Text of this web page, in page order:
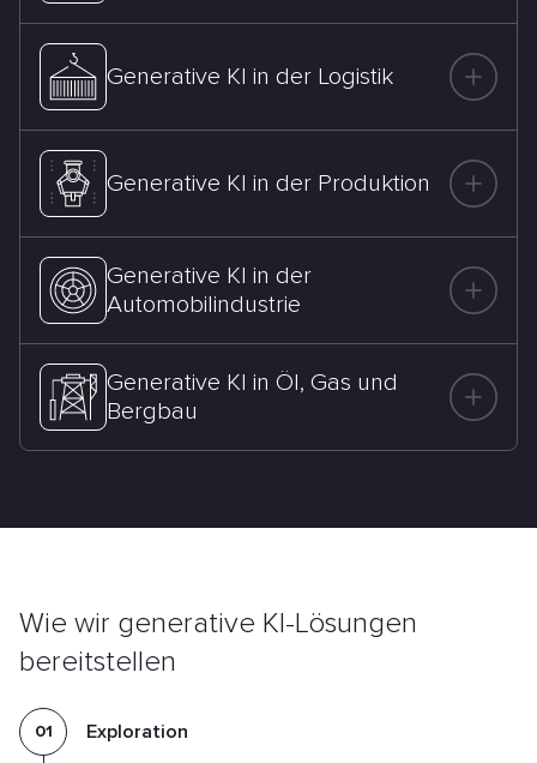
Generative KI in der Logistik
Generative KI in der Produktion
Generative KI in der
Automobilindustrie
Generative KI in Öl, Gas und
Bergbau
Wie wir generative KI-Lösungen
bereitstellen
Exploration